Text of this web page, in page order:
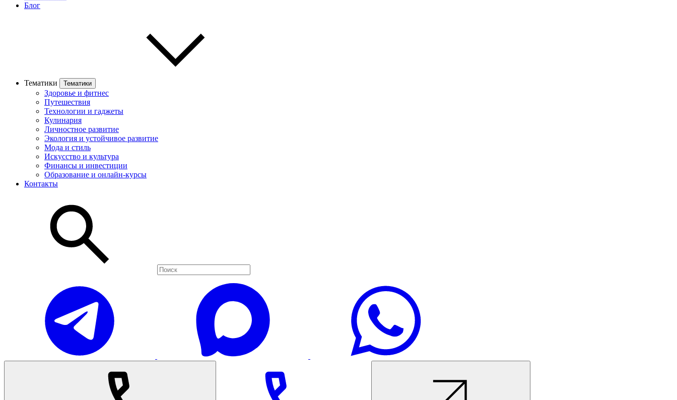
Блог
Тематики Тематики
Здоровье и фитнес
Путешествия
Технологии и гаджеты
Кулинария
Личностное развитие
Экология и устойчивое развитие
Мода и стиль
Искусство и культура
Финансы и инвестиции
Образование и онлайн-курсы
Контакты